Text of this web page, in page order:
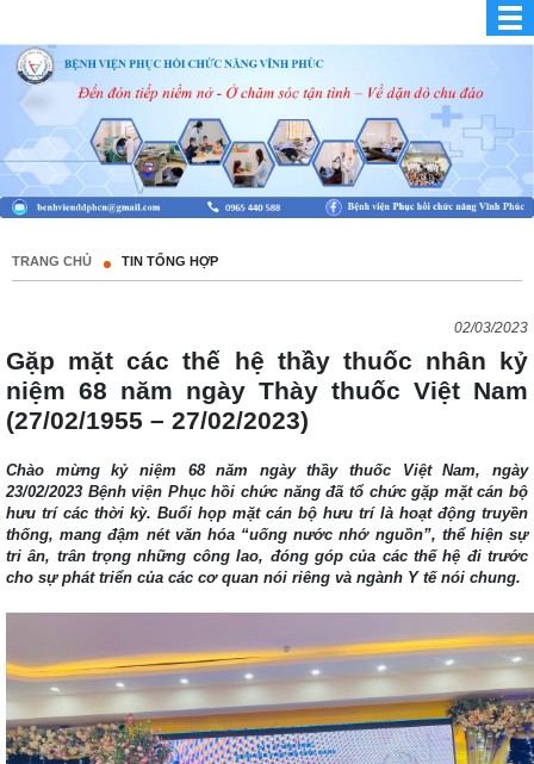
TRANG CHỦ TIN TỔNG HỢP
02/03/2023
Gặp mặt các thế hệ thầy thuốc nhân kỷ
niệm 68 năm ngày Thày thuốc Việt Nam
(27/02/1955 – 27/02/2023)
Chào mừng kỷ niệm 68 năm ngày thầy thuốc Việt Nam, ngày
23/02/2023 Bệnh viện Phục hồi chức năng đã tổ chức gặp mặt cán bộ
hưu trí các thời kỳ. Buổi họp mặt cán bộ hưu trí là hoạt động truyền
thống, mang đậm nét văn hóa “uống nước nhớ nguồn”, thể hiện sự
tri ân, trân trọng những công lao, đóng góp của các thế hệ đi trước
cho sự phát triển của các cơ quan nói riêng và ngành Y tế nói chung.